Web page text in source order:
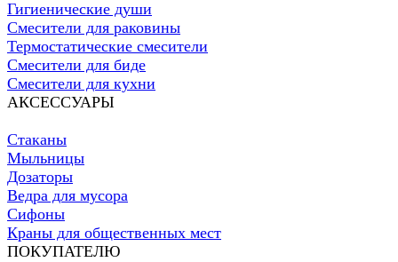
Гигиенические души
Смесители для раковины
Термостатические смесители
Смесители для биде
Смесители для кухни
АКСЕССУАРЫ
Стаканы
Мыльницы
Дозаторы
Ведра для мусора
Сифоны
Краны для общественных мест
ПОКУПАТЕЛЮ